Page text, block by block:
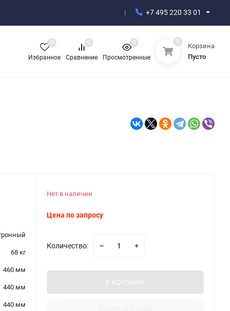
+7 495 220 33 01
Избранное
0
Сравнение
0
Просмотренные
0 0
Корзина
Пусто
68 кг
460 мм
440 мм
440 мм
Нет в наличии
Цена по запросу
Количество:
В КОРЗИНУ